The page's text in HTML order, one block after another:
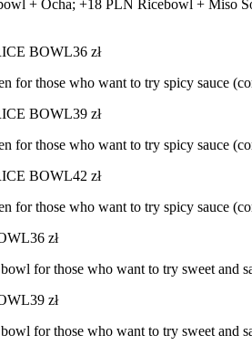
+ Ocha; +18 PLN Ricebowl + Miso
BOWL36 zł
for those who want to try spicy sauce
BOWL39 zł
for those who want to try spicy sauce
BOWL42 zł
for those who want to try spicy sauce
36 zł
for those who want to try sweet and
39 zł
for those who want to try sweet and